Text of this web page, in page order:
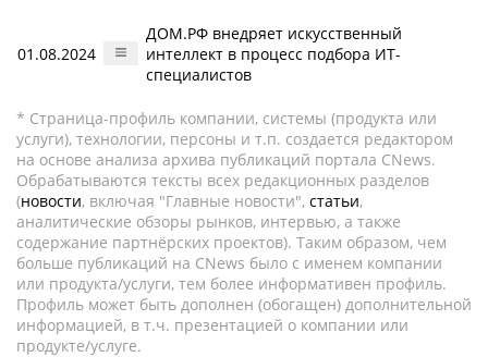
01.08.2024
ДОМ.РФ внедряет искусственный
интеллект в процесс подбора ИТ-
специалистов
* Страница-профиль компании, системы (продукта или
услуги), технологии, персоны и т.п. создается редактором
на основе анализа архива публикаций портала CNews.
Обрабатываются тексты всех редакционных разделов
(новости, включая "Главные новости", статьи,
аналитические обзоры рынков, интервью, а также
содержание партнёрских проектов). Таким образом, чем
больше публикаций на CNews было с именем компании
или продукта/услуги, тем более информативен профиль.
Профиль может быть дополнен (обогащен) дополнительной
информацией, в т.ч. презентацией о компании или
продукте/услуге.